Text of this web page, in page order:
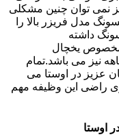
نمی توان چنین مشکلی
مدل فریزر بالا را
داشته
مخصوص یخچال
می باشد که دارای ضمانت 6 ماهه نیز می باشد.تمام
عزیز در اوستا می
راضی این وظیفه مهم
اوستا